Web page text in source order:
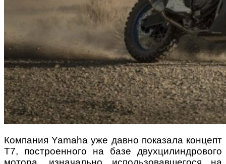
Компания Yamaha уже давно показала концепт
Т7, построенного на базе двухцилиндрового